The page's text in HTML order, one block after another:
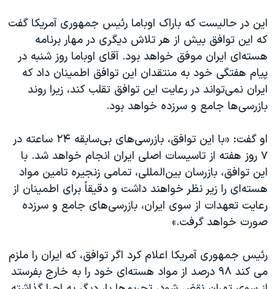
این در حالیست که باراک اوباما رئیس جمهوری آمریکا گفت
که این توافق بیش از هر تلاش دیگری در مهار برنامه
هسته‌ای ایران موفق خواهد بود. آقای اوباما روز شنبه در
پیام هفتگی خود به منتقدان این توافق اطمینان داد که
ایران نمی‌تواند در رعایت این توافق تقلب کند، زیرا روند
بازرسی‌ها جامع و سرزده خواهد بود.
او گفت: «با این توافق، بازرسی‌های بی‌سابقه ۲۴ ساعته در
۷ روز هفته از تاسیسات اصلی ایران انجام خواهد شد. با
این توافق، بازرسان بین‌المللی، تمامی زنجیره تامین مواد
هسته‌ای را زیر نظر خواهند داشت و دقیقاً برای اطمینان از
رعایت تعهدات از سوی ایران، بازرسی‌های جامع و سرزده
صورت خواهد گرفت.»
رئیس جمهوری آمریکا اعلام کرد اگر توافق، که ایران را ملزم
می کند ۹۸ درصد از مواد هسته‌ای خود را به خارج بفرستد